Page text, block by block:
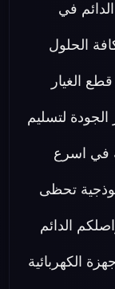
في
الحلول
الغيار
الجودة لتسليم
في اسرع
تحظى
الدائم
الكهربائية